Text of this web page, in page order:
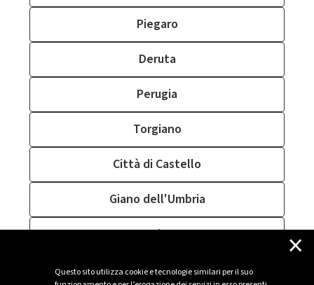
Questo sito utilizza cookie e tecnologie similari per il suo
×
Piegaro
Deruta
Perugia
Torgiano
Città di Castello
Giano dell'Umbria
Corciano
Montefalco